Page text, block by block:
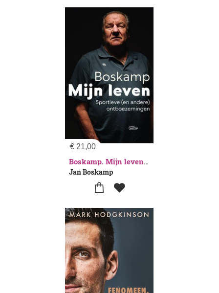
€ 21,00
Boskamp. Mijn leven. Sportieve (en andere) ontboezemingen
Jan Boskamp